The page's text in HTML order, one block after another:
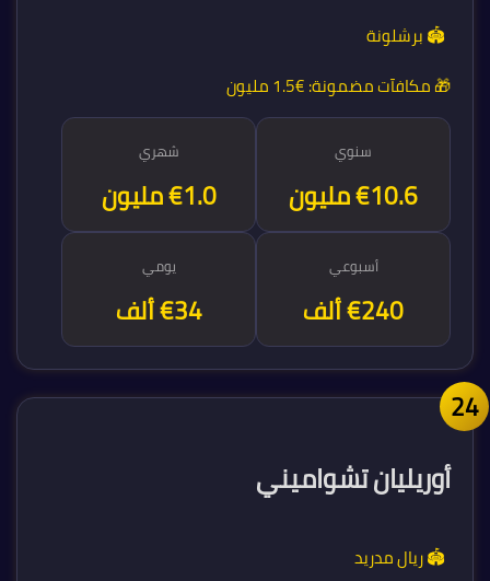
🏟️ برشلونة
🎁 مكافآت مضمونة:€1.5 مليون
سنوي
€12.5 مليون
شهري
€1.0 مليون
أسبوعي
€240 ألف
يومي
€34 ألف
أوريليان تشواميني
🏟️ ريال مدريد